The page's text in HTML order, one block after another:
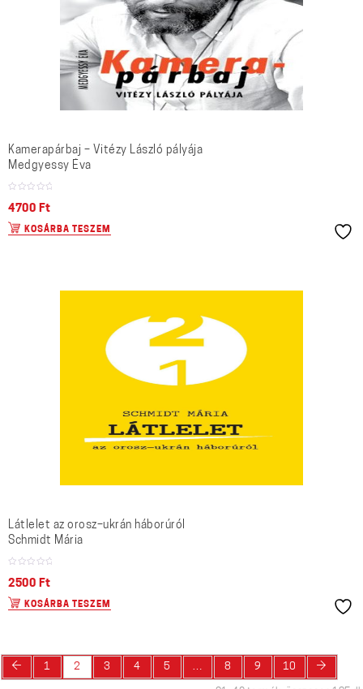
Kamerapárbaj – Vitézy László pályája
Medgyessy Éva
4700 Ft
KOSÁRBA TESZEM
Látlelet az orosz–ukrán háborúról
Schmidt Mária
2500 Ft
KOSÁRBA TESZEM
← 1 2 3 4 5 … 8 9 10 →